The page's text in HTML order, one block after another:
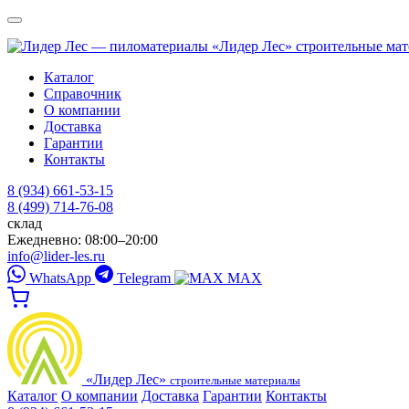
«Лидер Лес» строительные
Каталог
Справочник
О компании
Доставка
Гарантии
Контакты
8 (934) 661-53-15
8 (499) 714-76-08
склад
Ежедневно: 08:00–20:00
info@lider-les.ru
WhatsApp
Telegram MAX
«Лидер Лес» строительные материалы
Каталог О компании Доставка Гарантии Контакты